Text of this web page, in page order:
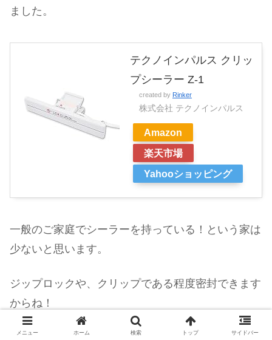
ました。
テクノインパルス クリッ
プシーラー Z-1
created by Rinker
株式会社 テクノインパルス
Amazon
楽天市場
Yahooショッピング
一般のご家庭でシーラーを持っている！という家は
少ないと思います。
ジップロックや、クリップである程度密封できます
からね！
でも、自分でビニールをシール出来る！
メニュー ホーム 検索 トップ サイドバー